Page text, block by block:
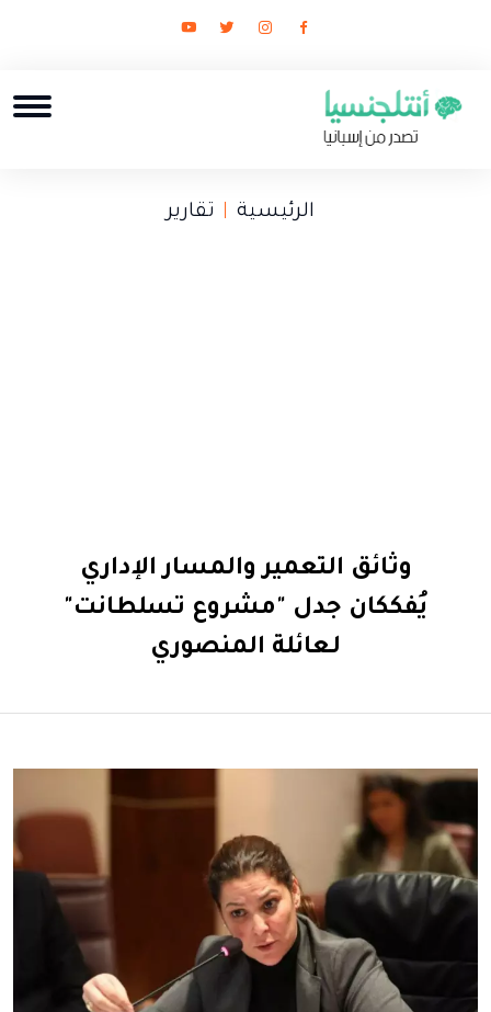
الرئيسية تقارير
وثائق التعمير والمسار الإداري
يُفككان جدل "مشروع تسلطانت"
لـعائلة المنصوري